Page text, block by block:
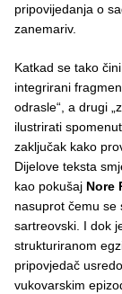
pripovijedanja o
zanemariv.
Katkad se tako
integrirani
odrasle“, a drugi
ilustrirati
zaključak kako
Dijelove teksta
kao pokušaj Nore
nasuprot čemu se
sartreovski. I dok
strukturiranom
pripovjedač
vukovarskim